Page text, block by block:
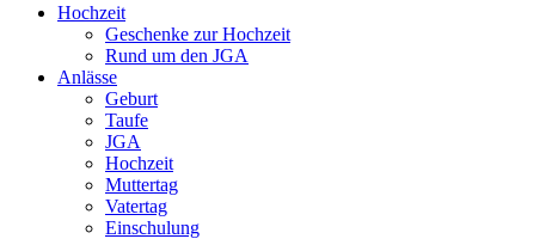
Hochzeit
Geschenke zur Hochzeit
Rund um den JGA
Anlässe
Geburt
Taufe
JGA
Hochzeit
Muttertag
Vatertag
Einschulung